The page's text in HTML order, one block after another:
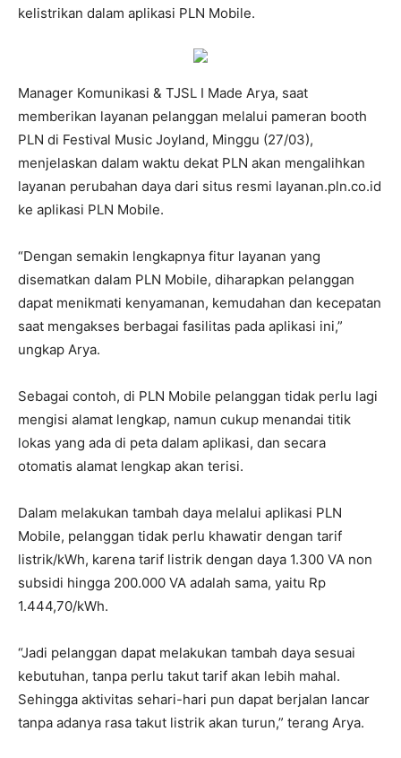
kelistrikan dalam aplikasi PLN Mobile.
Manager Komunikasi & TJSL I Made Arya, saat
memberikan layanan pelanggan melalui pameran booth
PLN di Festival Music Joyland, Minggu (27/03),
menjelaskan dalam waktu dekat PLN akan mengalihkan
layanan perubahan daya dari situs resmi layanan.pln.co.id
ke aplikasi PLN Mobile.
“Dengan semakin lengkapnya fitur layanan yang
disematkan dalam PLN Mobile, diharapkan pelanggan
dapat menikmati kenyamanan, kemudahan dan kecepatan
saat mengakses berbagai fasilitas pada aplikasi ini,”
ungkap Arya.
Sebagai contoh, di PLN Mobile pelanggan tidak perlu lagi
mengisi alamat lengkap, namun cukup menandai titik
lokas yang ada di peta dalam aplikasi, dan secara
otomatis alamat lengkap akan terisi.
Dalam melakukan tambah daya melalui aplikasi PLN
Mobile, pelanggan tidak perlu khawatir dengan tarif
listrik/kWh, karena tarif listrik dengan daya 1.300 VA non
subsidi hingga 200.000 VA adalah sama, yaitu Rp
1.444,70/kWh.
“Jadi pelanggan dapat melakukan tambah daya sesuai
kebutuhan, tanpa perlu takut tarif akan lebih mahal.
Sehingga aktivitas sehari-hari pun dapat berjalan lancar
tanpa adanya rasa takut listrik akan turun,” terang Arya.